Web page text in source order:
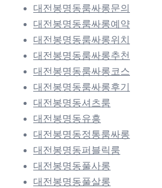
대전봉명동룸싸롱문의
대전봉명동룸싸롱예약
대전봉명동룸싸롱위치
대전봉명동룸싸롱추천
대전봉명동룸싸롱코스
대전봉명동룸싸롱후기
대전봉명동셔츠룸
대전봉명동유흥
대전봉명동정통룸싸롱
대전봉명동퍼블릭룸
대전봉명동풀사롱
대전봉명동풀살롱